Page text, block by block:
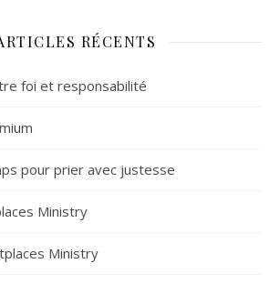
RÉCENTS
foi et responsabilité
pour prier avec justesse
Ministry
Ministry